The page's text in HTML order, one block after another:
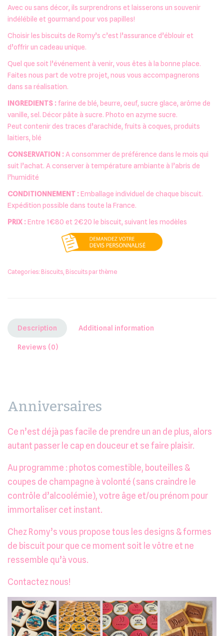
Avec ou sans décor, ils surprendrons et laisserons un souvenir
indélébile et gourmand pour vos papilles!
Choisir les biscuits de Romy’s c’est l’assurance d’éblouir et
d’offrir un cadeau unique.
Quel que soit l’événement à venir, vous êtes à la bonne place.
Faites nous part de votre projet, nous vous accompagnerons
dans sa réalisation.
INGREDIENTS : farine de blé, beurre, oeuf, sucre glace, arôme de
vanille, sel. Décor pâte à sucre. Photo en azyme sucre.
Peut contenir des traces d’arachide, fruits à coques, produits
laitiers, blé
CONSERVATION : A consommer de préférence dans le mois qui
suit l’achat. A conserver à température ambiante à l’abris de
l’humidité
CONDITIONNEMENT :Emballage individuel de chaque biscuit.
Expédition possible dans toute la France.
PRIX :Entre 1€80 et 2€20 le biscuit, suivant les modèles
Categories: Biscuits, Biscuits par thème
Description Additional information
Reviews (0)
Anniversaires
Ce n’est déjà pas facile de prendre un an de plus, alors
autant passer le cap en douceur et se faire plaisir.
Au programme : photos comestible, bouteilles &
coupes de champagne à volonté (sans craindre le
contrôle d’alcoolémie), votre âge et/ou prénom pour
immortaliser cet instant.
Chez Romy’s vous propose tous les designs & formes
de biscuit pour que ce moment soit le vôtre et ne
ressemble qu’à vous.
Contactez nous!